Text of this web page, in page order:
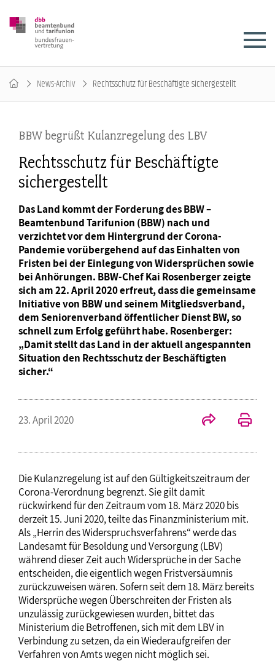
News-Archiv Rechtsschutz für Beschäftigte sichergestellt
BBW begrüßt Kulanzregelung des LBV
Rechtsschutz für Beschäftigte
sichergestellt
Das Land kommt der Forderung des BBW –
Beamtenbund Tarifunion (BBW) nach und
verzichtet vor dem Hintergrund der Corona-
Pandemie vorübergehend auf das Einhalten von
Fristen bei der Einlegung von Widersprüchen sowie
bei Anhörungen. BBW-Chef Kai Rosenberger zeigte
sich am 22. April 2020 erfreut, dass die gemeinsame
Initiative von BBW und seinem Mitgliedsverband,
dem Seniorenverband öffentlicher Dienst BW, so
schnell zum Erfolg geführt habe. Rosenberger:
„Damit stellt das Land in der aktuell angespannten
Situation den Rechtsschutz der Beschäftigten
sicher.“
23. April 2020
Die Kulanzregelung ist auf den Gültigkeitszeitraum der
Corona-Verordnung begrenzt. Sie gilt damit
rückwirkend für den Zeitraum vom 18. März 2020 bis
derzeit 15. Juni 2020, teilte das Finanzministerium mit.
Als „Herrin des Widerspruchsverfahrens“ werde das
Landesamt für Besoldung und Versorgung (LBV)
während dieser Zeit auch Widersprüche in der Sache
entscheiden, die eigentlich wegen Fristversäumnis
zurückzuweisen wären. Sofern seit dem 18. März bereits
Widersprüche wegen Überschreiten der Fristen als
unzulässig zurückgewiesen wurden, bittet das
Ministerium die Betroffenen, sich mit dem LBV in
Verbindung zu setzen, da ein Wiederaufgreifen der
Verfahren von Amts wegen nicht möglich sei.